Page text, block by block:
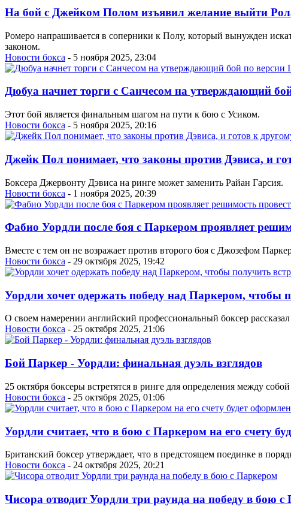
На бой с Джейком Полом изъявил желание выйти
Ромеро напрашивается в соперники к Полу, который вынужден
законом.
Новости бокса - 5 ноября 2025, 23:04
Дюбуа начнет торги с Санчесом на утверждающий
Этот бой является финальным шагом на пути к бою с Усиком.
Новости бокса - 5 ноября 2025, 20:16
Джейк Пол понимает, что законы против Дэвиса, и
Боксера Джервонту Дэвиса на ринге может заменить Райан Гарсия.
Новости бокса - 1 ноября 2025, 20:39
Фабио Уордли после боя с Паркером проявляет
Вместе с тем он не возражает против второго боя с Джозефом
Новости бокса - 29 октября 2025, 19:42
Уордли хочет одержать победу над Паркером, чтобы
О своем намерении английский профессиональный боксер
Новости бокса - 25 октября 2025, 21:06
Бой Паркер - Уордли: финальная дуэль взглядов
25 октября боксеры встретятся в ринге для определения между
Новости бокса - 25 октября 2025, 01:06
Уордли считает, что в бою с Паркером на его счету
Британский боксер утверждает, что в предстоящем поединке в
Новости бокса - 24 октября 2025, 20:21
Чисора отводит Уордли три раунда на победу в бою